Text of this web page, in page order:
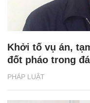
PHÁP LUẬT
Khởi tố vụ án,
đốt pháo trong